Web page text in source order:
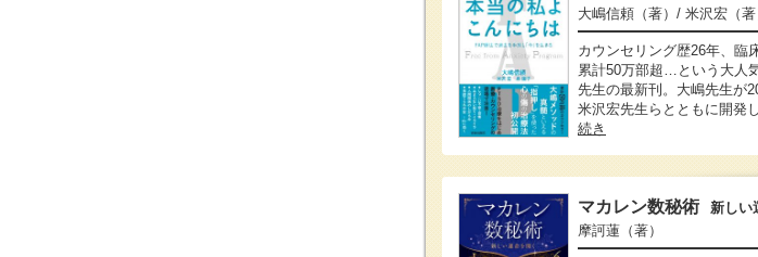
大嶋信頼 （著） / 米沢宏 （著
カウンセリング歴26年、臨
累計50万部超…という大人
先生の最新刊。大嶋先生が
米沢宏先生らとともに開発
続き
マカレン数秘術
新しい
摩訶蓮 （著）